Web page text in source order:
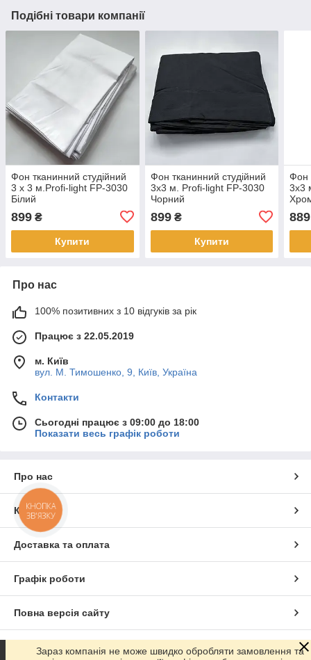
Подібні товари компанії
Фон тканинний студійний
3 х 3 м.Profi-light FP-3030
Білий
899 ₴
Купити
Фон тканинний студійний
3х3 м. Profi-light FP-3030
Чорний
899₴
Купити
Фон
3х3
889
Про нас
100% позитивних з 10 відгуків за рік
Працює з 22.05.2019
м. Київ
вул. М. Тимошенко, 9, Київ, Україна
Контакти
Сьогодні працює з 09:00 до 18:00
Показати весь графік роботи
Про нас
Контакти
Доставка та оплата
Графік роботи
Повна версія сайту
Сайт створено на маркетплейсі Prom.ua
Зараз компанія не може швидко обробляти замовлення та
КНОПКА
ЗВ'ЯЗКУ